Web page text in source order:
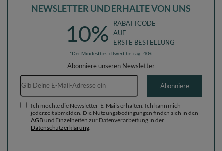
NEWSLETTER UND ERHALTE VON UNS
10%
RABATTCODE
AUF
ERSTE BESTELLUNG
*Der Mindestbestellwert beträgt 40€
Abonniere unseren Newsletter
E-Mail-Adresse
Abonniere
Ich möchte die Newsletter-E-Mails erhalten. Ich kann mich
jederzeit abmelden. Die Nutzungsbedingungen finden sich in den
AGB und Einzelheiten zur Datenverarbeitung in der
Datenschutzerklärung